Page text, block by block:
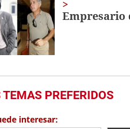
Empresario
PREFERIDOS
interesar: